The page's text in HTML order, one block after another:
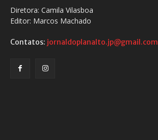
Diretora: Camila Vilasboa
Editor: Marcos Machado
Contatos: jornaldoplanalto.jp@gmail.com